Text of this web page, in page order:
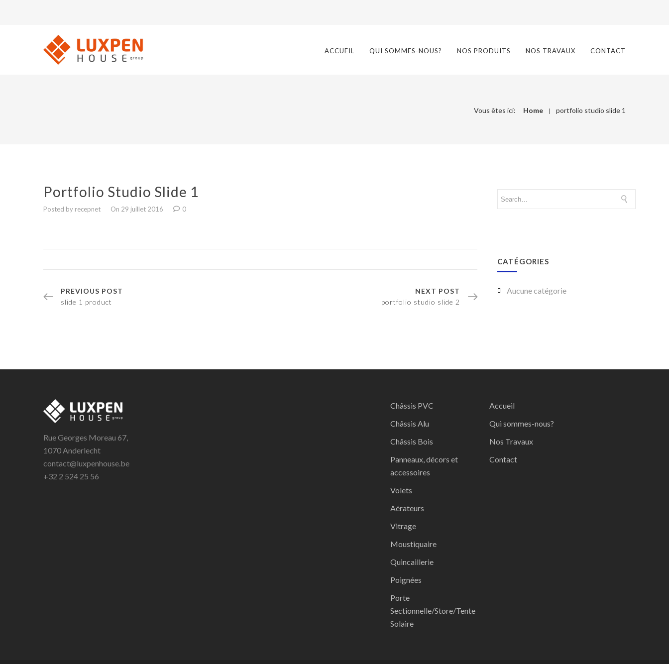
ACCUEIL QUI SOMMES-NOUS? NOS PRODUITS NOS TRAVAUX CONTACT
Vous êtes ici: Home portfolio studio slide 1
Portfolio Studio Slide 1
Posted by recepnet On 29 juillet 2016 0
PREVIOUS POST
slide 1 product
NEXT POST
portfolio studio slide 2
CATÉGORIES
Aucune catégorie
Rue Georges Moreau 67,
1070 Anderlecht
contact@luxpenhouse.be
+32 2 524 25 56
Châssis PVC
Châssis Alu
Châssis Bois
Panneaux, décors et
accessoires
Volets
Aérateurs
Vitrage
Moustiquaire
Quincaillerie
Poignées
Porte
Sectionnelle/Store/Tente
Solaire
Accueil
Qui sommes-nous?
Nos Travaux
Contact